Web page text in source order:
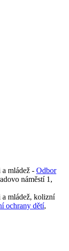
mládež - Odbor
náměstí 1,
a mládež, kolizní
ochrany dětí,